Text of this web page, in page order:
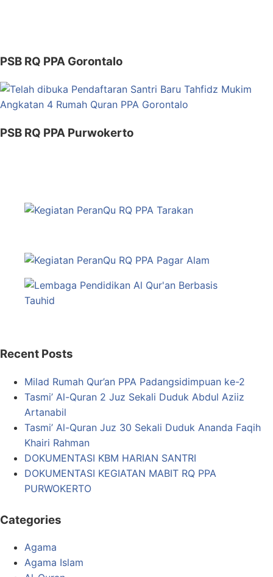
PSB RQ PPA Gorontalo
PSB RQ PPA Purwokerto
Recent Posts
Milad Rumah Qur’an PPA Padangsidimpuan ke-2
Tasmi’ Al-Quran 2 Juz Sekali Duduk Abdul Aziiz
Artanabil
Tasmi’ Al-Quran Juz 30 Sekali Duduk Ananda Faqih
Khairi Rahman
DOKUMENTASI KBM HARIAN SANTRI
DOKUMENTASI KEGIATAN MABIT RQ PPA
PURWOKERTO
Categories
Agama
Agama Islam